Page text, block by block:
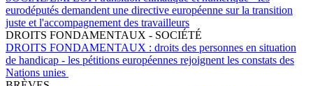
eurodéputés demandent une directive européenne sur la transition
juste et l'accompagnement des travailleurs
DROITS FONDAMENTAUX - SOCIÉTÉ
DROITS FONDAMENTAUX : droits des personnes en situation
de handicap - les pétitions européennes rejoignent les constats des
Nations unies